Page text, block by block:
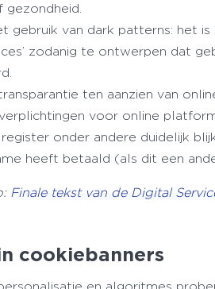
gezondheid.
gebruik van dark patterns: het
zodanig te ontwerpen dat
ten aanzien van
voor online
onder andere duidelijk
heeft betaald (als dit een
Finale tekst van de Digital
cookiebanners
en algoritmes